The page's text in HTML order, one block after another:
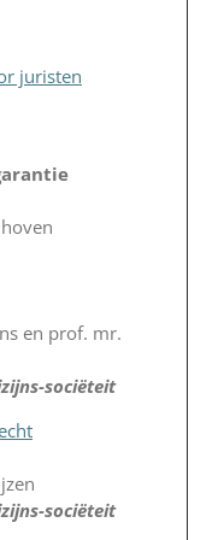
juristen
en prof. mr.
sociëteit
sociëteit